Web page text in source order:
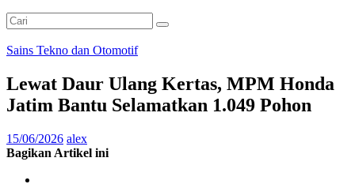
Sains Tekno dan Otomotif
Lewat Daur Ulang Kertas, MPM Honda
Jatim Bantu Selamatkan 1.049 Pohon
15/06/2026 alex
Bagikan Artikel ini